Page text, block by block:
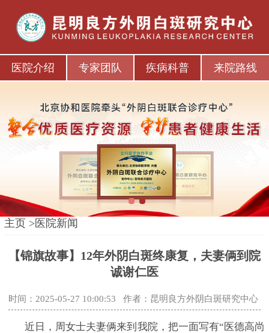
医院介绍 专家团队 疾病科普 来院路线
主页 >医院新闻
【锦旗故事】12年外阴白斑终康复，夫妻俩到院
诚谢仁医
时间：2025-05-27 10:00:53 作者：昆明良方外阴白斑研究中心
近日，周女士夫妻俩来到我院，把一面写有“医德高尚